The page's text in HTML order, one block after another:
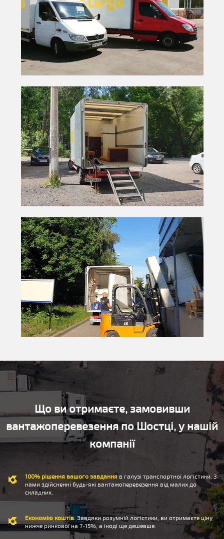
Що ви отримаєте, замовивши
вантажоперевезення по Шостці, у нашій
компанії
100% рішення вашого завданняв галузі транспортної логістики. З
нами здійсненні будь-які вантажоперевезення від малих до
складних.
Економію коштів . Завдяки розумній логістики, ви отримаєте ціну
нижче ринкової на 7-15%, а іноді ще дешевше.